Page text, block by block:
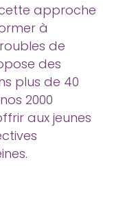
approche
à
de
des
plus de 40
2000
aux jeunes